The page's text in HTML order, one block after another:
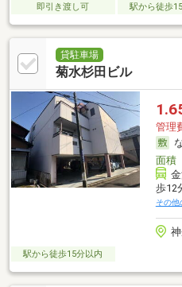
即引き渡し可 駅から徒歩
貸駐車場
菊水杉田ビル
管理
面積
歩12
その他
駅から徒歩15分以内